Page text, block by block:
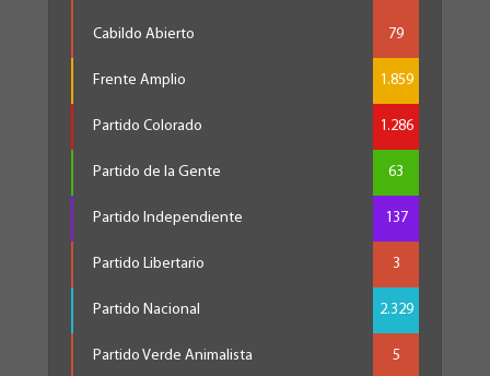
Cabildo Abierto 79
Frente Amplio 1.859
Partido Colorado 1.286
Partido de la Gente 63
Partido Independiente 137
Partido Libertario 3
Partido Nacional 2.329
Partido Verde Animalista 5